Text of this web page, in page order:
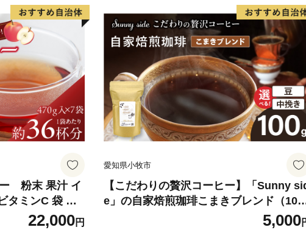
粉末 果汁 イ
タミンC 袋 ロ
茶 簡単 手軽 ホ
22,000円
愛知県小牧市
【こだわりの贅沢コーヒー】「Sunny
e」の自家焙煎珈琲こまきブレンド（100
5,000